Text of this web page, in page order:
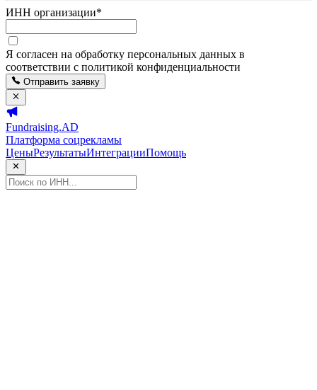
ИНН организации*
Я согласен на обработку персональных данных в
соответствии с политикой конфиденциальности
Отправить заявку
Fundraising.AD
Платформа соцрекламы
ЦеныРезультатыИнтеграцииПомощь